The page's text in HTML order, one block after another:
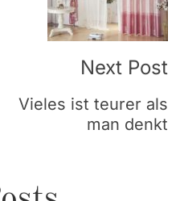
Next Post
Vieles ist teurer als
man denkt